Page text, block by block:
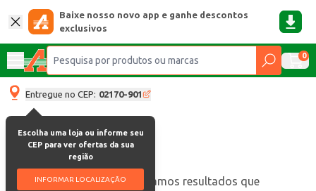
Baixe nosso novo app e ganhe descontos
exclusivos
0
Entregue no CEP: 02170-901
Escolha uma loja ou informe seu
CEP para ver ofertas da sua
região
INFORMAR LOCALIZAÇÃO
oops, não encontramos resultados que